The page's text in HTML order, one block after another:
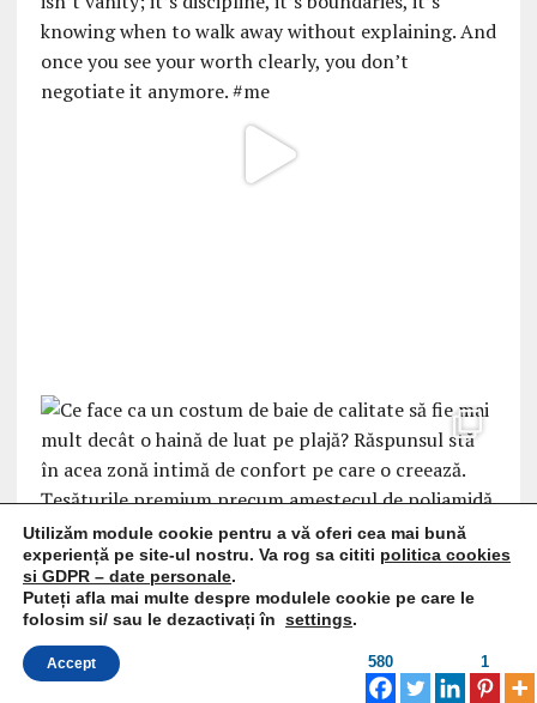
580 1
Utilizăm module cookie pentru a vă oferi cea mai bună
experiență pe site-ul nostru. Va rog sa cititi politica cookies
si GDPR – date personale.
Puteți afla mai multe despre modulele cookie pe care le
folosim si/ sau le dezactivați în settings.
Accept